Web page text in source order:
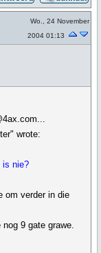
Wo., 24 November
2004 01:13
wrote:
is nie?
om verder in die
9 gate grawe.